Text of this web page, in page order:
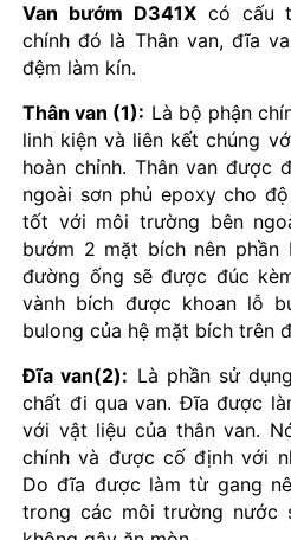
Van bướm D341Xcó cấu
chính đó là Thân van, đĩa
đệm làm kín.
Thân van (1): Là bộ phận
linh kiện và liên kết chúng
hoàn chỉnh. Thân van được
ngoài sơn phủ epoxy cho
tốt với môi trường bên
bướm 2 mặt bích nên
đường ống sẽ được đúc
vành bích được khoan lỗ
bulong của hệ mặt bích trên
Đĩa van(2): Là phần sử
chất đi qua van. Đĩa được
với vật liệu của thân van.
chính và được cố định với
Do đĩa được làm từ gang
trong các môi trường nước